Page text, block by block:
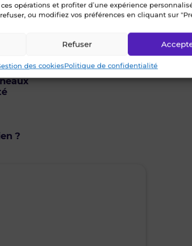
opérations et profiter d’une expérience
ou modifiez vos préférences en cliquant sur
Refuser
des cookiesPolitique de confidentialité
?